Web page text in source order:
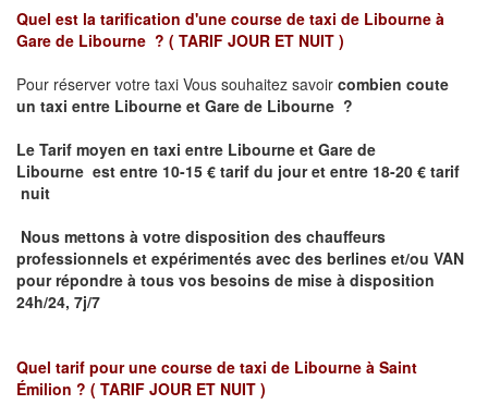
Quel est la tarification d'une course de taxi de Libourne à
Gare de Libourne ? ( TARIF JOUR ET NUIT )
Pour réserver votre taxi Vous souhaitez savoir combien coute
un taxi entre Libourne et Gare de Libourne ?
Le Tarif moyen en taxi entre Libourne et Gare de
Libourne est entre 10-15 € tarif du jour et entre 18-20 € tarif
nuit
Nous mettons à votre disposition des chauffeurs
professionnels et expérimentés avec des berlines et/ou VAN
pour répondre à tous vos besoins de mise à disposition
24h/24, 7j/7
Quel tarif pour une course de taxi de Libourne à Saint
Émilion ? ( TARIF JOUR ET NUIT )